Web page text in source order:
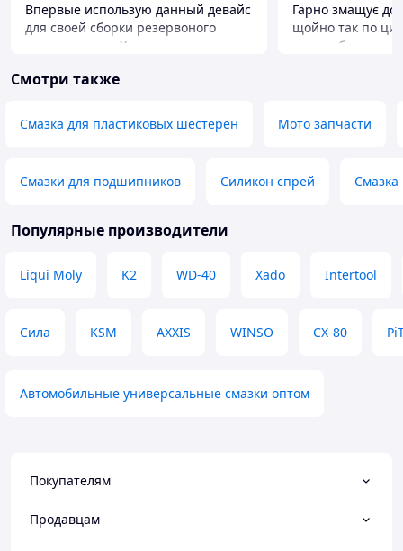
Впервые использую данный девайс
для своей сборки резервоного
питания дома. Хорошо снял
на батареях, удалил все лишнее,
медной смазки для лучшей
проводимости тока на месте
Преимущества
Доступная цена, большой обьем
Недостатки
Гарно змащує
щойно так по
ще так багато
хороша
Преимущества
Гарна якість
Недостатки
Смотри также
Смазка для пластиковых шестерен Мото запчасти
Смазки для подшипников Силикон спрей Смазка
Популярные производители
Liqui Moly K2 WD-40 Xado Intertool
Сила KSM AXXIS WINSO CX-80
Автомобильные универсальные смазки оптом
Покупателям
Продавцам